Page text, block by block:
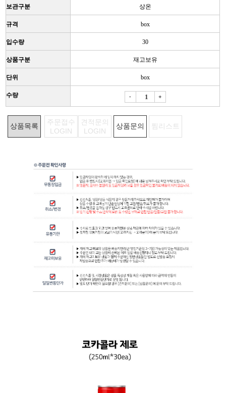
보관구분 상온
규격 box
입수량 30
상품구분 재고보유
단위 box
수량 - +
상품목록
주문접수
LOGIN
견적문의
LOGIN
상품문의 찜리스트